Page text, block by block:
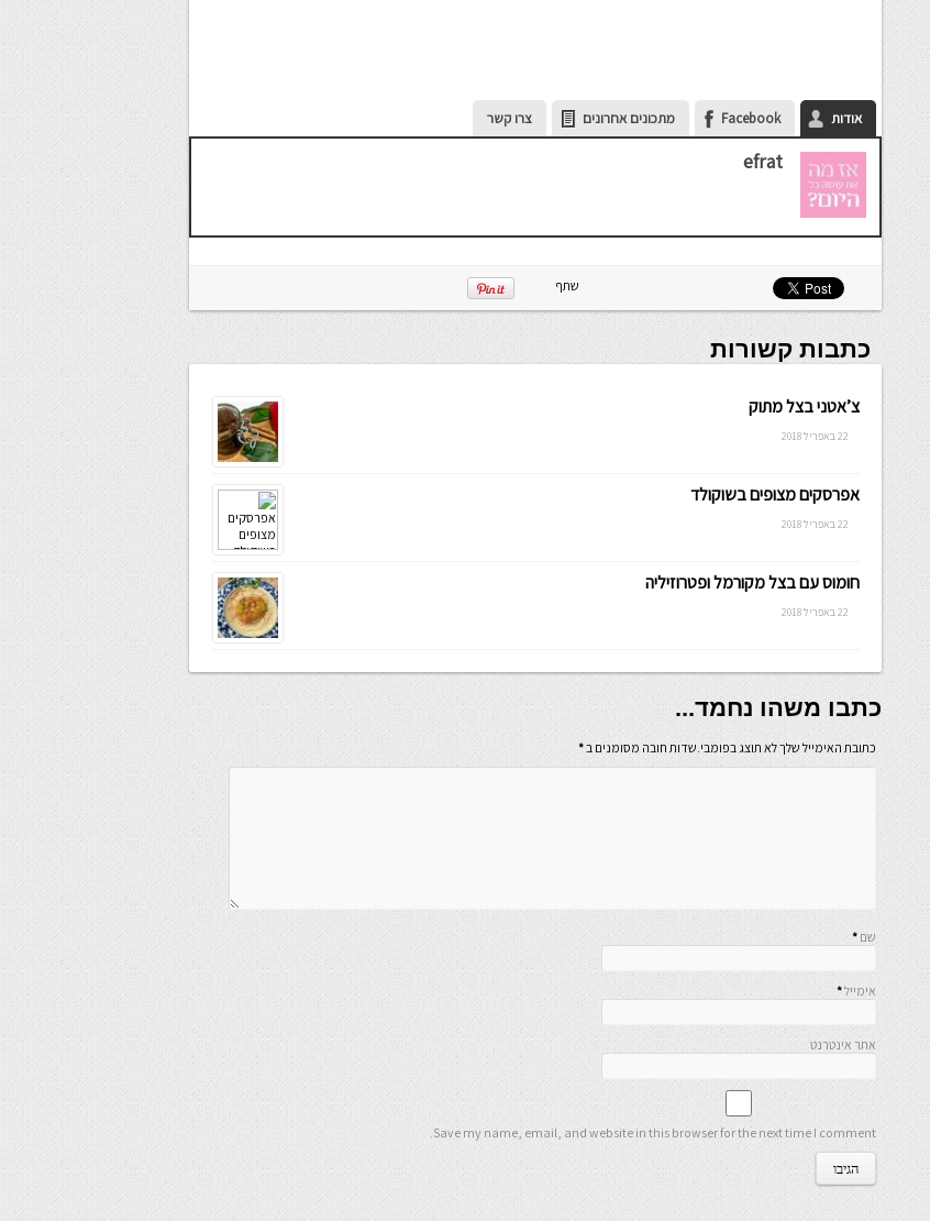
אודות Facebook מתכונים אחרונים צרו קשר
efrat
שתף
כתבות קשורות
צ’אטני בצל מתוק
22 באפריל 2018
אפרסקים מצופים בשוקולד
22 באפריל 2018
חומוס עם בצל מקורמל ופטרוזיליה
22 באפריל 2018
כתבו משהו נחמד...
כתובת האימייל שלך לא תוצג בפומבי.שדות חובה מסומנים ב*
שם *
אימייל*
אתר אינטרנט
Save my name, email, and website in this browser for the next time I comment.